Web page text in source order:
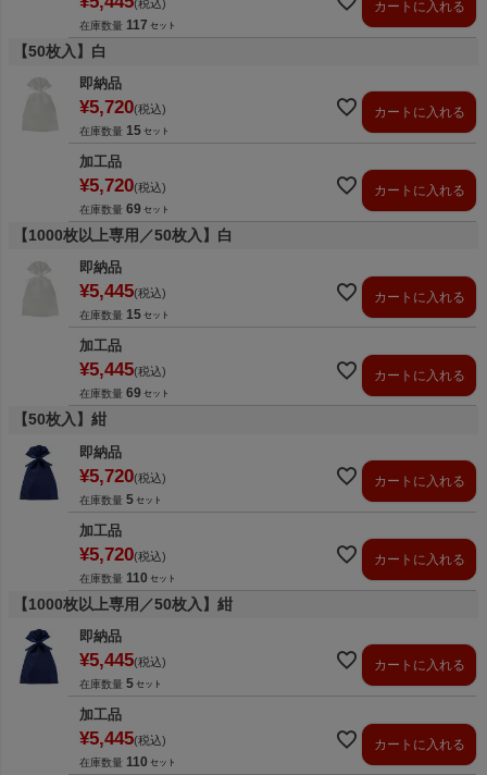
税込
在庫数量 117
カートに入れる
【50枚入】白
即納品
¥5,720 税込
在庫数量 15
カートに入れる
加工品
¥5,720 税込
在庫数量 69
カートに入れる
【1000枚以上専用／50枚入】白
即納品
¥5,445 税込
在庫数量 15
カートに入れる
加工品
¥5,445 税込
在庫数量 69
カートに入れる
【50枚入】紺
即納品
¥5,720 税込
在庫数量 5
カートに入れる
加工品
¥5,720 税込
在庫数量 110
カートに入れる
【1000枚以上専用／50枚入】紺
即納品
¥5,445 税込
在庫数量 5
カートに入れる
加工品
¥5,445 税込
在庫数量 110
カートに入れる